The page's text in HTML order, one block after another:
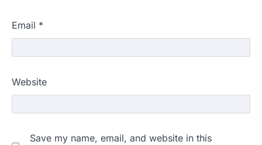
Email *
Website
Save my name, email, and website in this